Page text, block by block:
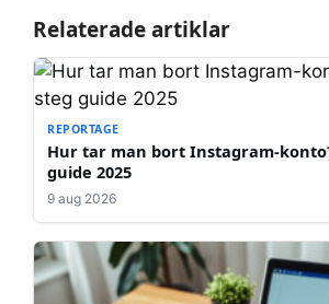
Relaterade artiklar
REPORTAGE
Hur tar man bort Instagram-
guide 2025
9 aug 2026